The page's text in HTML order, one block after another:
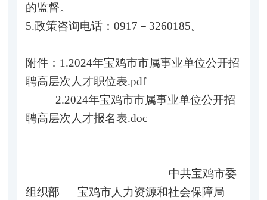
的监督。
5.政策咨询电话：0917－3260185。
附件：1.2024年宝鸡市市属事业单位公开招
聘高层次人才职位表.pdf
2.2024年宝鸡市市属事业单位公开招
聘高层次人才报名表.doc
中共宝鸡市委
组织部 宝鸡市人力资源和社会保障局